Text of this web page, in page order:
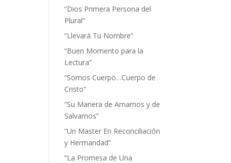
“Dios Primera Persona del
Plural”
“Llevará Tu Nombre”
“Buen Momento para la
Lectura”
“Somos Cuerpo…Cuerpo de
Cristo”
“Su Manera de Amarnos y de
Salvarnos”
“Un Master En Reconciliación
y Hermandad”
“La Promesa de Una